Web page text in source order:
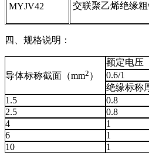
MYJV42 交联聚乙烯绝缘
四、规格说明：
导体标称截面（mm2 ）
额定电压
0.6/1
绝缘标称
1.5
0.8
2.5
0.8
4
1
6
1
10
1